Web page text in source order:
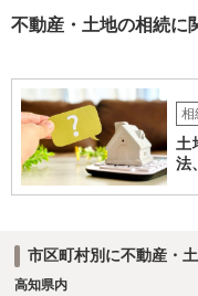
不動産・土地の相続に
相
土
法
市区町村別に不動産・
高知県内